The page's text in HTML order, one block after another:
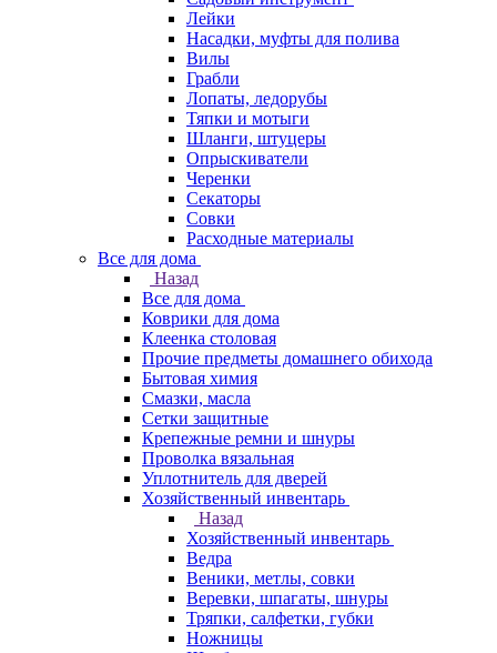
Лейки
Насадки, муфты для полива
Вилы
Грабли
Лопаты, ледорубы
Тяпки и мотыги
Шланги, штуцеры
Опрыскиватели
Черенки
Секаторы
Совки
Расходные материалы
Все для дома
Назад
Все для дома
Коврики для дома
Клеенка столовая
Прочие предметы домашнего обихода
Бытовая химия
Смазки, масла
Сетки защитные
Крепежные ремни и шнуры
Проволка вязальная
Уплотнитель для дверей
Хозяйственный инвентарь
Назад
Хозяйственный инвентарь
Ведра
Веники, метлы, совки
Веревки, шпагаты, шнуры
Тряпки, салфетки, губки
Ножницы